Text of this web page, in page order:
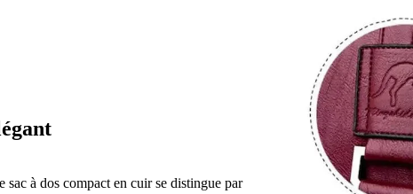
sac à dos compact en cuir se distingue par